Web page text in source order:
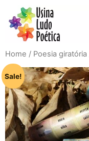
Home / Poesia giratória
Sale!